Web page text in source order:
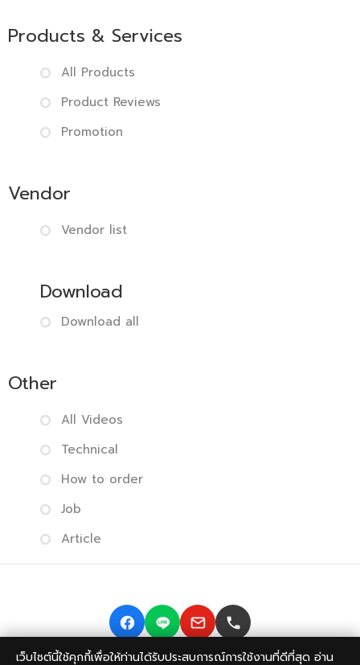
Products & Services
All Products
Product Reviews
Promotion
Vendor
Vendor list
Download
Download all
Other
All Videos
Technical
How to order
Job
Article
เว็บไซต์นี้ใช้คุกกี้เพื่อให้ท่านได้รับประสบการณ์การใช้งานที่ดีที่สุด อ่าน